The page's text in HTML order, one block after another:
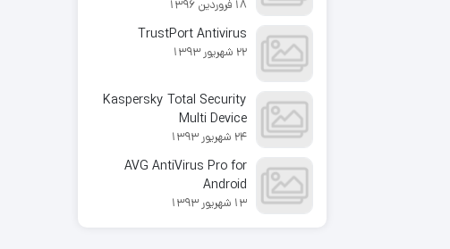
18 فروردین 1396
TrustPort Antivirus
22 شهریور 1393
Kaspersky Total Security
Multi Device
24 شهریور 1393
AVG AntiVirus Pro for
Android
13 شهریور 1393